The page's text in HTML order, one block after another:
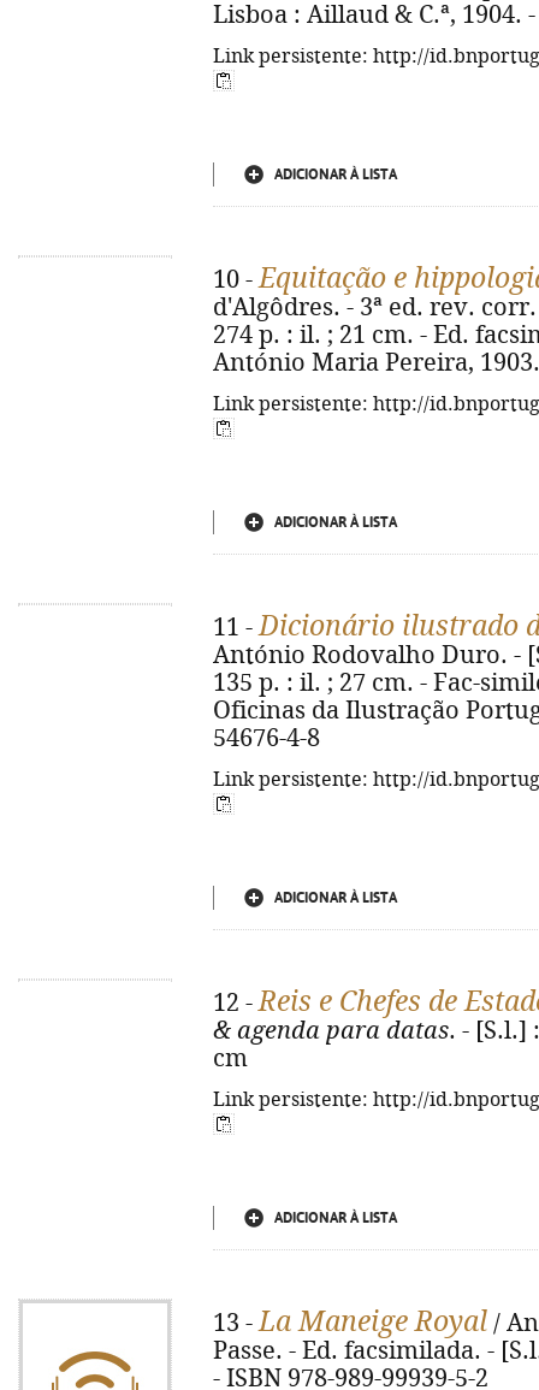
Lisboa : Aillaud & C.ª, 1904.
Link persistente: http://
ADICIONAR À LISTA
10 -Equitação e
d'Algôdres. - 3ª ed. rev.
274 p. : il. ; 21 cm. - Ed.
António Maria Pereira, 1903.
Link persistente: http://
ADICIONAR À LISTA
11 -Dicionário ilustrado
António Rodovalho Duro. -
135 p. : il. ; 27 cm. - Fac-
Oficinas da Ilustração
54676-4-8
Link persistente: http://
ADICIONAR À LISTA
12 -Reis e Chefes de
& agenda para datas. - [S.l.]
cm
Link persistente: http://
ADICIONAR À LISTA
13 -La Maneige Royal /
Passe. - Ed. facsimilada. -
- ISBN 978-989-99939-5-2